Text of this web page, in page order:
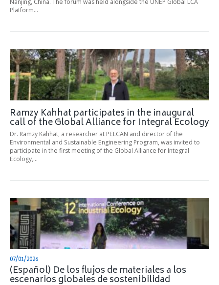
Nanjing, China. The forum was held alongside the UNEP Global LCA
Platform…
Ramzy Kahhat participates in the inaugural
call of the Global Alliance for Integral Ecology
Dr. Ramzy Kahhat, a researcher at PELCAN and director of the
Environmental and Sustainable Engineering Program, was invited to
participate in the first meeting of the Global Alliance for Integral
Ecology,…
07/01/2026
(Español) De los flujos de materiales a los
escenarios globales de sostenibilidad